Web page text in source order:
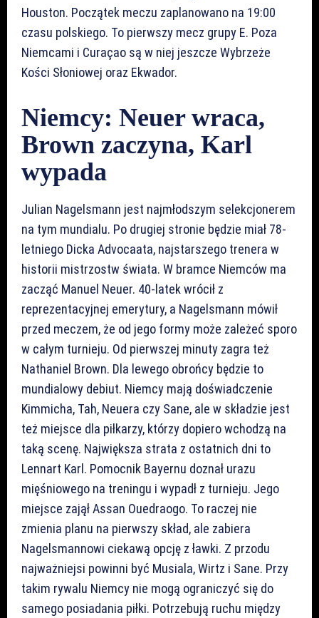
Houston. Początek meczu zaplanowano na 19:00
czasu polskiego. To pierwszy mecz grupy E. Poza
Niemcami i Curaçao są w niej jeszcze Wybrzeże
Kości Słoniowej oraz Ekwador.
Niemcy: Neuer wraca,
Brown zaczyna, Karl
wypada
Julian Nagelsmann jest najmłodszym selekcjonerem
na tym mundialu. Po drugiej stronie będzie miał 78-
letniego Dicka Advocaata, najstarszego trenera w
historii mistrzostw świata. W bramce Niemców ma
zacząć Manuel Neuer. 40-latek wrócił z
reprezentacyjnej emerytury, a Nagelsmann mówił
przed meczem, że od jego formy może zależeć sporo
w całym turnieju. Od pierwszej minuty zagra też
Nathaniel Brown. Dla lewego obrońcy będzie to
mundialowy debiut. Niemcy mają doświadczenie
Kimmicha, Tah, Neuera czy Sane, ale w składzie jest
też miejsce dla piłkarzy, którzy dopiero wchodzą na
taką scenę. Największa strata z ostatnich dni to
Lennart Karl. Pomocnik Bayernu doznał urazu
mięśniowego na treningu i wypadł z turnieju. Jego
miejsce zajął Assan Ouedraogo. To raczej nie
zmienia planu na pierwszy skład, ale zabiera
Nagelsmannowi ciekawą opcję z ławki. Z przodu
najważniejsi powinni być Musiala, Wirtz i Sane. Przy
takim rywalu Niemcy nie mogą ograniczyć się do
samego posiadania piłki. Potrzebują ruchu między